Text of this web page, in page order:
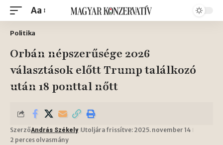
Aa
Politika
Orbán népszerűsége 2026
választások előtt Trump találkozó
után 18 ponttal nőtt
SzerzőAndrás Székely Utoljára frissítve: 2025. november 14
2 perces olvasmány